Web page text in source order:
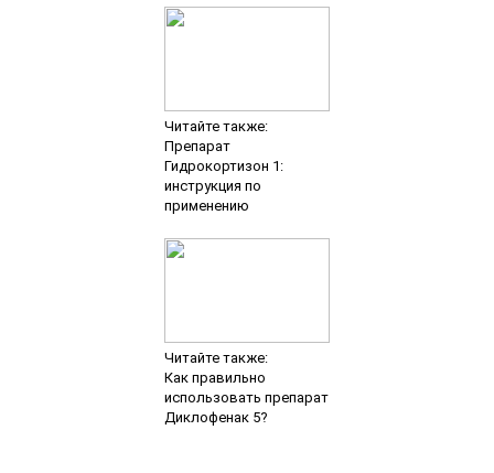
Читайте также:
Препарат
Гидрокортизон 1:
инструкция по
применению
Читайте также:
Как правильно
использовать препарат
Диклофенак 5?